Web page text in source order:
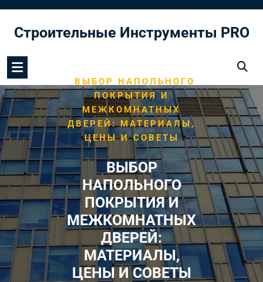
содержимому
Строительные Инструменты PRO
ВЫБОР НАПОЛЬНОГО
ПОКРЫТИЯ И
МЕЖКОМНАТНЫХ
ДВЕРЕЙ: МАТЕРИАЛЫ,
ЦЕНЫ И СОВЕТЫ
ВЫБОР
НАПОЛЬНОГО
ПОКРЫТИЯ И
МЕЖКОМНАТНЫХ
ДВЕРЕЙ:
МАТЕРИАЛЫ,
ЦЕНЫ И СОВЕТЫ